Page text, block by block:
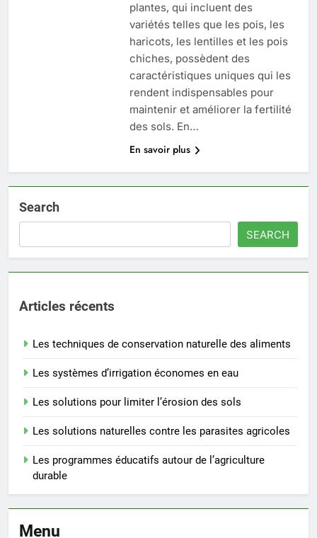
plantes, qui incluent des
variétés telles que les pois, les
haricots, les lentilles et les pois
chiches, possèdent des
caractéristiques uniques qui les
rendent indispensables pour
maintenir et améliorer la fertilité
des sols. En…
En savoir plus
Search
SEARCH
Articles récents
Les techniques de conservation naturelle des aliments
Les systèmes d’irrigation économes en eau
Les solutions pour limiter l’érosion des sols
Les solutions naturelles contre les parasites agricoles
Les programmes éducatifs autour de l’agriculture
durable
Menu